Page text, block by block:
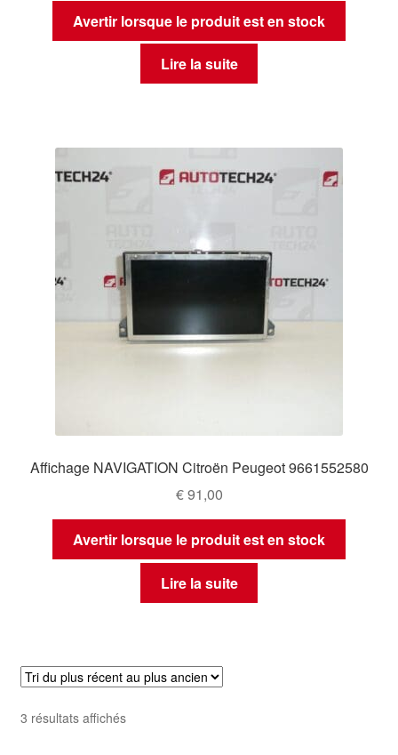
Avertir lorsque le produit est en stock
Lire la suite
Affichage NAVIGATION Citroën Peugeot 9661552580
€91,00
Avertir lorsque le produit est en stock
Lire la suite
3 résultats affichésTrié